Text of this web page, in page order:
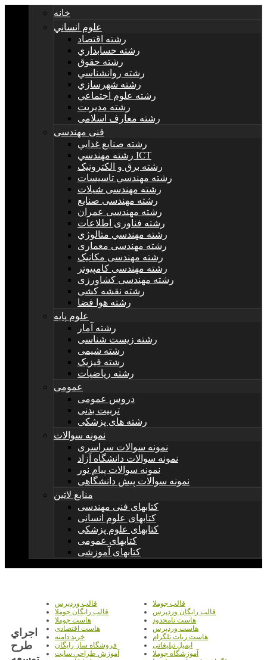
خانه
علوم انساني
رشته اقتصاد
رشته حسابداري
رشته حقوق
رشته روانشناسي
رشته شهرسازي
رشته علوم اجتماعي
رشته مديريت
رشته معارف اسلامی
فنی مهندسی
رشته صنايع غذايي
رشته مهندسي ICT
رشته برق و الکترونيک
رشته مهندسي تاسيسات
رشته مهندسی شیلات
رشته مهندسی صنایع
رشته مهندسی عمران
رشته فناوری اطلاعات
رشته مهندسي متالوژي
رشته مهندسی معماری
رشته مهندسی مکانیک
رشته مهندسی کامپیوتر
رشته مهندسی کشاورزی
رشته نقشه کشی
رشته هوا فضا
علوم پایه
رشته آمار
رشته زیست شناسی
رشته شیمی
رشته فیزیک
رشته ریاضیات
عمومی
دروس عمومی
تربیت بدنی
رشته های پزشکی
نمونه سوالات
نمونه سوالات سراسری
نمونه سوالات دانشگاه آزاد
نمونه سوالات پیام نور
نمونه سوالات پیش دانشگاهی
منابع لاتین
کتابهای فنی مهندسی
کتابهای علوم انسانی
کتابهای علوم پزشکی
کتابهای عمومی
کتابهای آموزشی
قالب جوملا
قالب وردپرس
قالب رایگان وردپرس
قالب رایگان جوملا
هاست نامحدود
هاست جوملا
هاست وردپرس
هاست اقتصادی
هاست ربات تلگرام
خرید دامنه
ایمیل تبلیغاتی
فروشگاه ساز رایگان
آموزشگاه جوملا
آموزش طراحی سایت
اجراي
طرح